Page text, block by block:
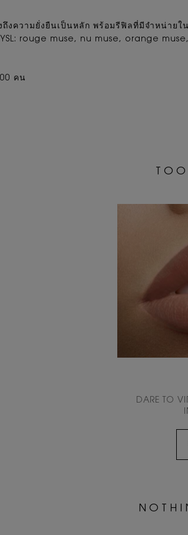
งความยั่งยืนเป็นหลัก พร้อมรีฟิลที่มีจำหน่ายใ
rouge muse, nu muse, orange
คน
T O
DARE TO
N O T H I